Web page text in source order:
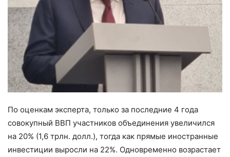
По оценкам эксперта, только за последние 4 года
совокупный ВВП участников объединения увеличился
на 20% (1,6 трлн. долл.), тогда как прямые иностранные
инвестиции выросли на 22%. Одновременно возрастает